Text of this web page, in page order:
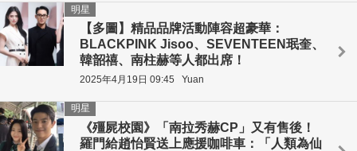
【多圖】精品品牌活動陣容超豪華：
BLACKPINK Jisoo、SEVENTEEN珉奎、
韓韶禧、南柱赫等人都出席！
明星
2025年4月19日 09:45 Yuan
《殭屍校園》「南拉秀赫CP」又有售後！
羅門給趙怡賢送上應援咖啡車：「人類為仙
明星